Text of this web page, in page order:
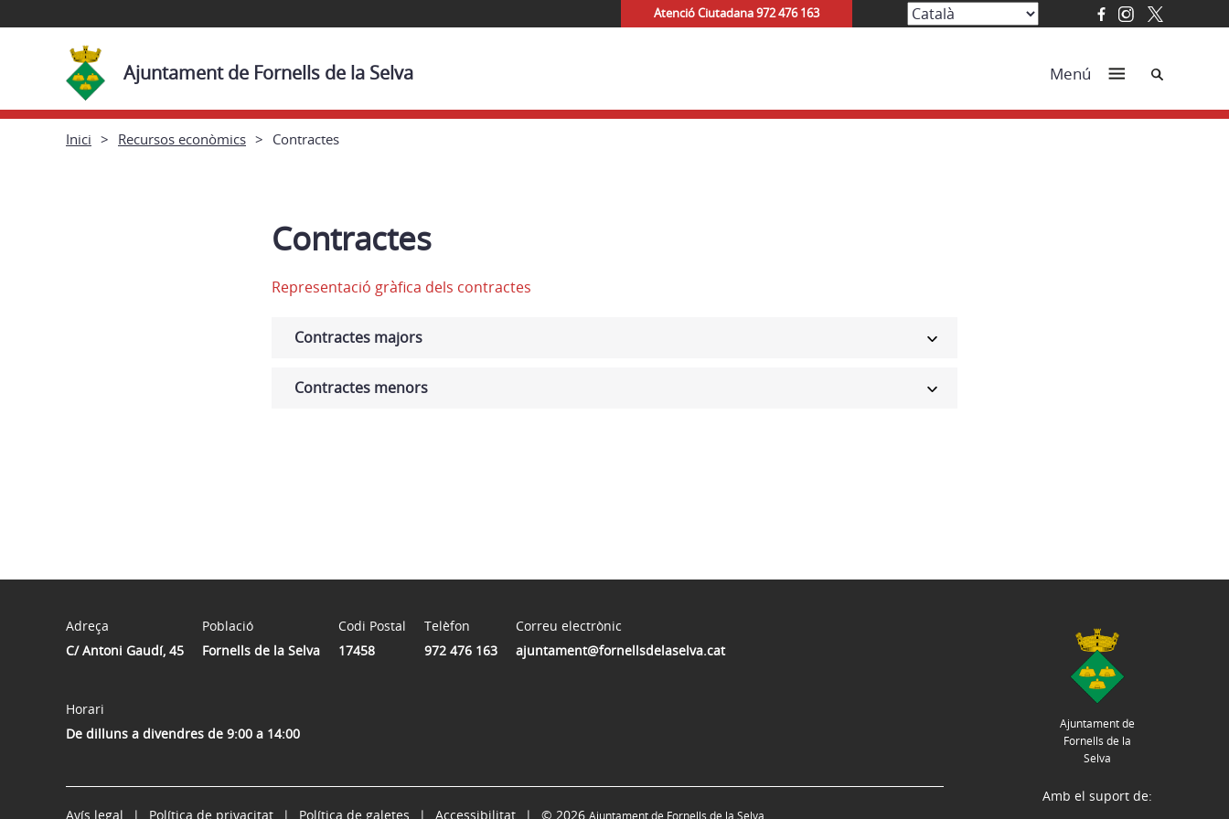
Atenció Ciutadana 972 476 163
Ajuntament de Fornells de la Selva Menú Cerca
Inici Recursos econòmics Contractes
Contractes
Representació gràfica dels contractes
Contractes majors
Contractes menors
Adreça
C/ Antoni Gaudí, 45
Població
Fornells de la Selva
Codi Postal
17458
Telèfon
972 476 163
Correu electrònic
ajuntament@fornellsdelaselva.cat
Horari
De dilluns a divendres de 9:00 a 14:00
Ajuntament de
Fornells de la
Selva
Avís legal Política de privacitat Política de galetes Accessibilitat © 2026
Amb el suport de: